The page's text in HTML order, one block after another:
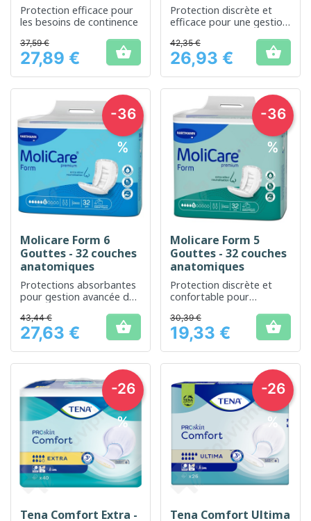
Protection efficace pour
les besoins de continence
Prix
37,59 €
27,89 € 
Protection discrète et
efficace pour une gestion
l'incontinence
Prix
42,35 €
26,93 € 
Molicare Form 6
Gouttes - 32 couches
anatomiques
Protections absorbantes
pour gestion avancée de
Prix
43,44 €
27,63 € 
-36
%
Molicare Form 5
Gouttes - 32 couches
anatomiques
Protection discrète et
confortable pour
sévère
Prix
30,39 €
19,33 € 
-36
%
Tena Comfort Extra -
-26
%
Tena Comfort Ultima
-26
%